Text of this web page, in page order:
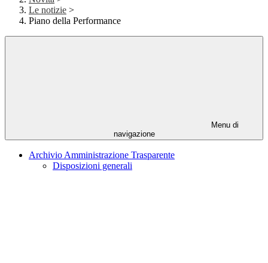
Le notizie >
Piano della Performance
Menu di
navigazione
Archivio Amministrazione Trasparente
Disposizioni generali